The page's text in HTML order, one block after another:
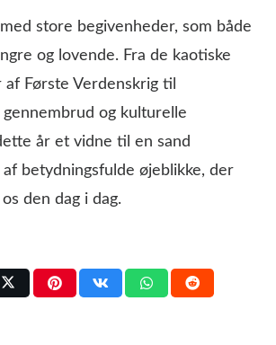
store begivenheder, som både
og lovende. Fra de kaotiske
Første Verdenskrig til
gennembrud og kulturelle
år et vidne til en sand
af betydningsfulde øjeblikke, der
den dag i dag.